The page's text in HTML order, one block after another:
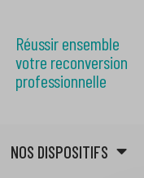
Réussir ensemble
votre reconversion
professionnelle
NOS DISPOSITIFS